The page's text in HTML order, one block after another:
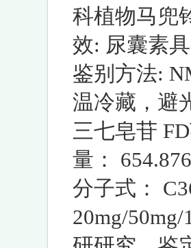
科植物马兜
效: 尿囊素
鉴别方法:
温冷藏，避
三七皂苷
量：
分子式：
20mg/